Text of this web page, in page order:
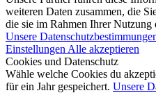
weiteren Daten zusammen, die
die sie im Rahmen Ihrer Nutzung
Unsere
Einstellungen Alle akzeptieren
Cookies und Datenschutz
Wähle welche Cookies du
für ein Jahr gespeichert. Unsere